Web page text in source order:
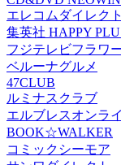
エレコムダイレク
集英社 HAPPY
フジテレビフラワ
ベルーナグルメ
47CLUB
ルミナスクラブ
エルブレスオンラ
BOOK☆WALKER
コミックシーモア